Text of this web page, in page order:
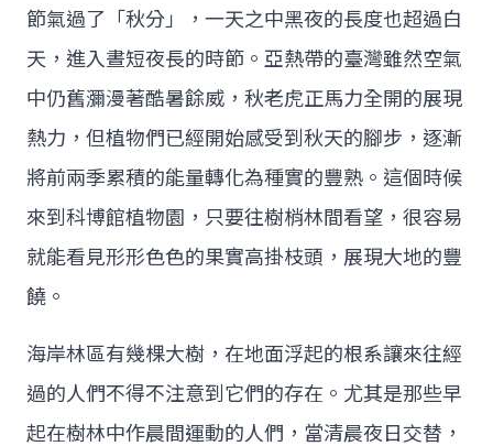
節氣過了「秋分」，一天之中黑夜的長度也超過白
天，進入晝短夜長的時節。亞熱帶的臺灣雖然空氣
中仍舊瀰漫著酷暑餘威，秋老虎正馬力全開的展現
熱力，但植物們已經開始感受到秋天的腳步，逐漸
將前兩季累積的能量轉化為種實的豐熟。這個時候
來到科博館植物園，只要往樹梢林間看望，很容易
就能看見形形色色的果實高掛枝頭，展現大地的豐
饒。
海岸林區有幾棵大樹，在地面浮起的根系讓來往經
過的人們不得不注意到它們的存在。尤其是那些早
起在樹林中作晨間運動的人們，當清晨夜日交替，